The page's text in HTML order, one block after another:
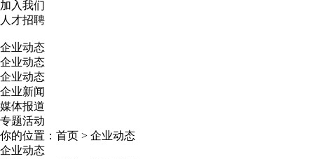
加入我们
人才招聘
企业动态
企业动态
企业动态
企业新闻
媒体报道
专题活动
你的位置： 首页 > 企业动态
企业动态